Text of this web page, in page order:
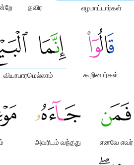
எழமாட்டார்கள்
தவிர
கூறினார்கள்
வியாபாரமெல்லாம்
எனவே எவர்
அவரிடம் வந்தது